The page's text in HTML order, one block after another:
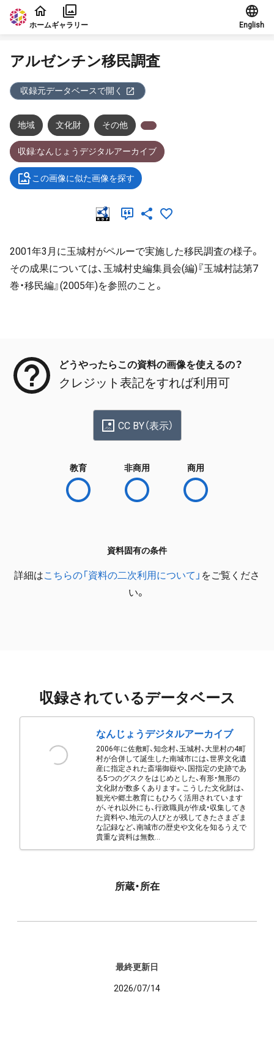
本文に飛ぶ
ホームギャラリー English
アルゼンチン移民調査
収録元データベースで開く
地域 文化財 その他
収録:なんじょうデジタルアーカイブ
この画像に似た画像を探す
2001年3月に玉城村がペルーで実施した移民調査の様子。
その成果については、玉城村史編集員会(編)『玉城村誌第7
巻・移民編』(2005年)を参照のこと。
どうやったらこの資料の画像を使えるの？
クレジット表記をすれば利用可
CC BY（表示）
教育 非商用 商用
資料固有の条件
詳細はこちらの「資料の二次利用について」 をご覧くださ
い。
収録されているデータベース
なんじょうデジタルアーカイブ
2006年に佐敷町、知念村、玉城村、大里村の4町
村が合併して誕生した南城市には、世界文化遺
産に指定された斎場御嶽や、国指定の史跡であ
る5つのグスクをはじめとした、有形・無形の
文化財が数多くあります。こうした文化財は、
観光や郷土教育にもひろく活用されています
が、それ以外にも、行政職員が作成・収集してき
た資料や、地元の人びとが残してきたさまざま
な記録など、南城市の歴史や文化を知るうえで
貴重な資料は無数...
所蔵・所在
最終更新日
2026/07/14